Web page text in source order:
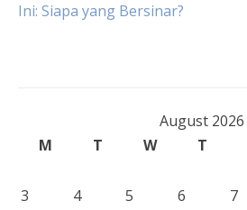
navigation
Ini: Siapa yang Bersinar?
August 2026
M
T W T
3
4 5 6 7